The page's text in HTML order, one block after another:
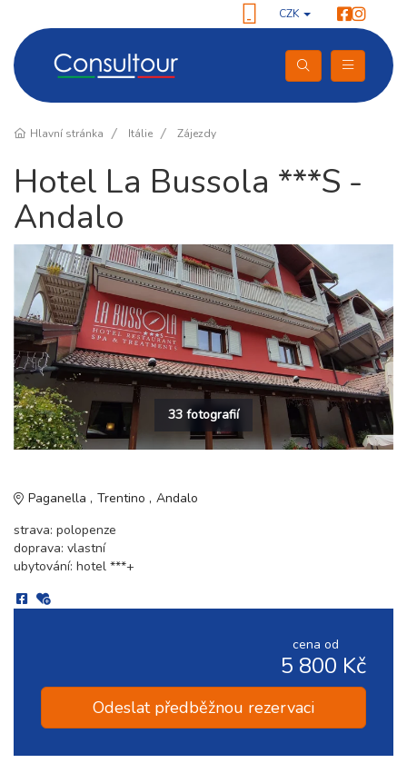
CZK
Hlavní stránka Itálie Zájezdy
Hotel La Bussola ***S -
Andalo
33 fotografií
Paganella Trentino
Andalo
strava: polopenze
doprava: vlastní
ubytování: hotel ***+
cena od
5 800 Kč
Odeslat předběžnou rezervaci